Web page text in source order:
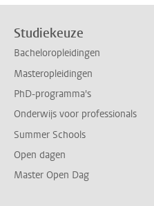
Studiekeuze
Bacheloropleidingen
Masteropleidingen
PhD-programma's
Onderwijs voor professionals
Summer Schools
Open dagen
Master Open Dag